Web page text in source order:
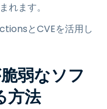
れます。
とCVEを活用し
弱なソフ
方法